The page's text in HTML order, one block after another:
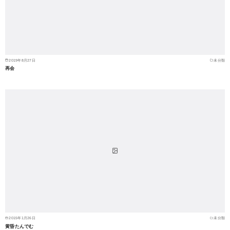
2019年8月27日 未分類
再会
2015年1月26日 未分類
黄昏たんでむ